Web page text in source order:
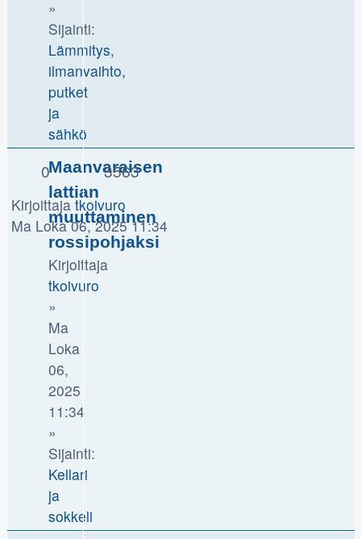
»
Sijainti:
Lämmitys,
ilmanvaihto,
putket
ja
sähkö
Maanvaraisen
lattian
muuttaminen
rossipohjaksi
Kirjoittaja
tkoivuro
»
Ma
Loka
06,
2025
11:34
»
Sijainti:
Kellari
ja
sokkeli
0 3563
Kirjoittajatkoivuro
Ma Loka 06, 2025 11:34